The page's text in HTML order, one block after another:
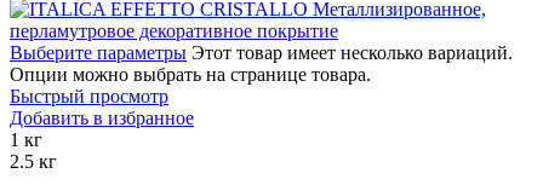
Выберите параметры Этот товар имеет несколько вариаций.
Опции можно выбрать на странице товара.
Быстрый просмотр
Добавить в избранное
1 кг
2.5 кг